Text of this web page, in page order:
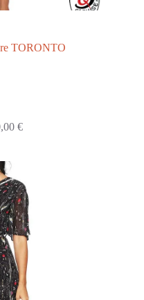
TORONTO
€